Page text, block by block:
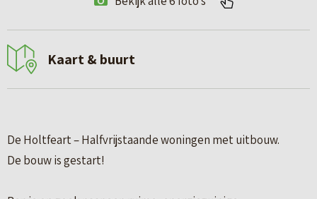
Kaart & buurt
De Holtfeart – Halfvrijstaande woningen met uitbouw.
De bouw is gestart!